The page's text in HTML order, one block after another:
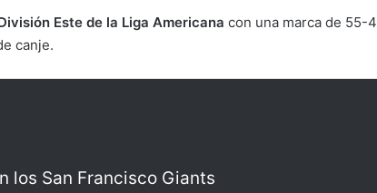
Este de la Liga Americana con una marca de 55-
canje.
los San Francisco Giants